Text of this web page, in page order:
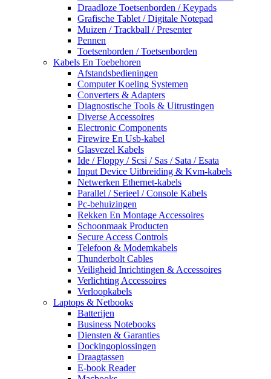
Draadloze Toetsenborden / Keypads
Grafische Tablet / Digitale Notepad
Muizen / Trackball / Presenter
Pennen
Toetsenborden / Toetsenborden
Kabels En Toebehoren
Afstandsbedieningen
Computer Koeling Systemen
Converters & Adapters
Diagnostische Tools & Uitrustingen
Diverse Accessoires
Electronic Components
Firewire En Usb-kabel
Glasvezel Kabels
Ide / Floppy / Scsi / Sas / Sata / Esata
Input Device Uitbreiding & Kvm-kabels
Netwerken Ethernet-kabels
Parallel / Serieel / Console Kabels
Pc-behuizingen
Rekken En Montage Accessoires
Schoonmaak Producten
Secure Access Controls
Telefoon & Modemkabels
Thunderbolt Cables
Veiligheid Inrichtingen & Accessoires
Verlichting Accessoires
Verloopkabels
Laptops & Netbooks
Batterijen
Business Notebooks
Diensten & Garanties
Dockingoplossingen
Draagtassen
E-book Reader